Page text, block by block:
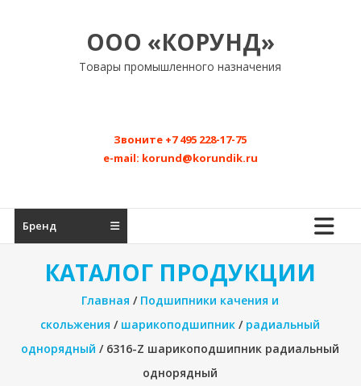
ООО «КОРУНД»
Товары промышленного назначения
Звоните +7 495 228-17-75
e-mail: korund@korundik.ru
Бренд
КАТАЛОГ ПРОДУКЦИИ
Главная / Подшипники качения и
скольжения / шарикоподшипник / радиальный
однорядный / 6316-Z шарикоподшипник радиальный
однорядный